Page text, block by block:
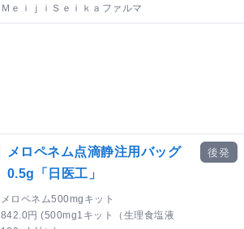
ＭｅｉｊｉＳｅｉｋａファルマ
メロペネム点滴静注用バッグ
0.5g「日医工」
メロペネム500mgキット
842.0円 (500mg1キット（生理食塩液
後発